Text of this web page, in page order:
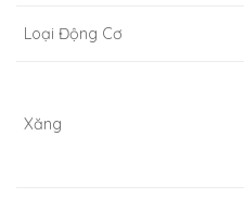
Loại Động Cơ
Xăng